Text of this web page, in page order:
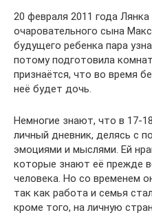
20 февраля 2011 года
очаровательного сына
будущего ребенка пара
потому подготовила
признаётся, что во время
неё будет дочь.
Немногие знают, что в 17-
личный дневник, делясь с
эмоциями и мыслями. Ей
которые знают её прежде
человека. Но со временем
так как работа и семья
кроме того, на личную